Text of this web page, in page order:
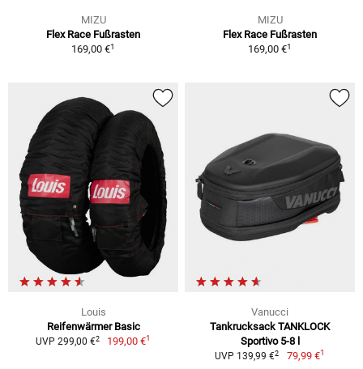
MIZU
Flex Race Fußrasten
169,00 €1
MIZU
Flex Race Fußrasten
169,00 €1
Louis
Reifenwärmer Basic
UVP 299,00 €2 199,00 €1
Vanucci
Tankrucksack TANKLOCK
Sportivo 5-8 l
UVP 139,99 €2 79,99 €1